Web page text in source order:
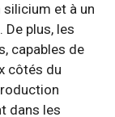
et à un
plus, les
capables de
côtés du
dans les